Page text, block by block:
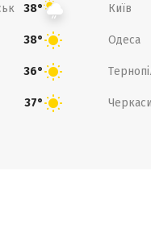
38° Київ
38° Одеса
36°
37° Черкаси